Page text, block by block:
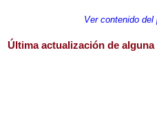
Ver contenido del
Última actualización de alguna